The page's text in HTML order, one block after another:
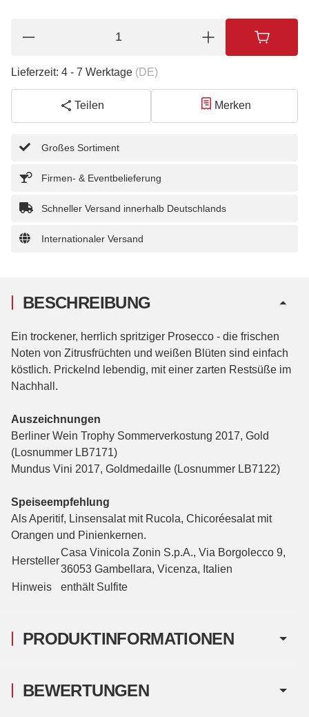
Lieferzeit: 4 - 7 Werktage (DE)
Teilen Merken
Großes Sortiment
Firmen- & Eventbelieferung
Schneller Versand innerhalb Deutschlands
Internationaler Versand
PRODUKTINFORMATIONEN
BESCHREIBUNG
Ein trockener, herrlich spritziger Prosecco - die frischen
Noten von Zitrusfrüchten und weißen Blüten sind einfach
köstlich. Prickelnd lebendig, mit einer zarten Restsüße im
Nachhall.
Auszeichnungen
Berliner Wein Trophy Sommerverkostung 2017, Gold
(Losnummer LB7171)
Mundus Vini 2017, Goldmedaille (Losnummer LB7122)
Speiseempfehlung
Als Aperitif, Linsensalat mit Rucola, Chicoréesalat mit
Orangen und Pinienkernen.
Hersteller
Casa Vinicola Zonin S.p.A., Via Borgolecco 9,
36053 Gambellara, Vicenza, Italien
Hinweis
enthält Sulfite
BEWERTUNGEN